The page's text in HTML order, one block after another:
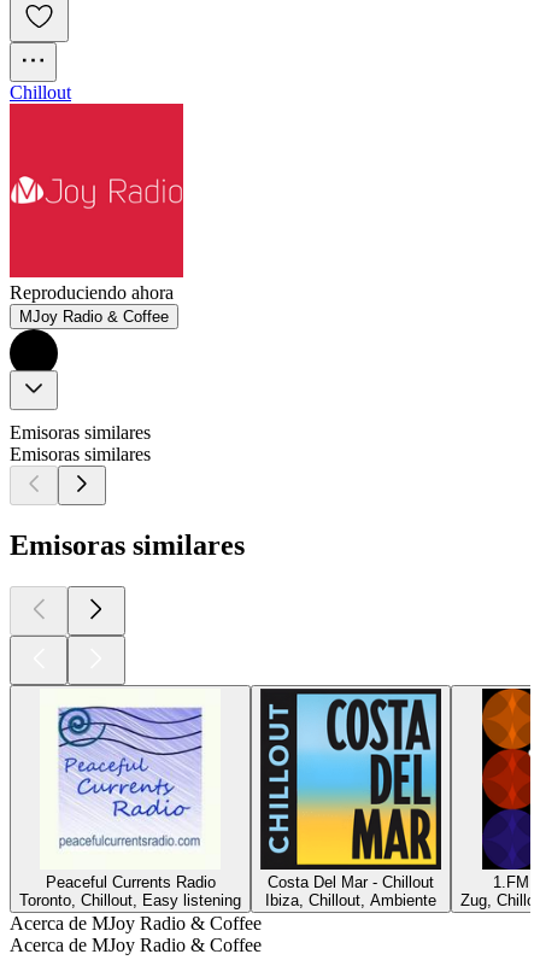
Chillout
Reproduciendo ahora
MJoy Radio & Coffee
Emisoras similares
Emisoras similares
Emisoras similares
Peaceful Currents Radio
Toronto, Chillout, Easy listening
Costa Del Mar - Chillout
Ibiza, Chillout, Ambiente
1.FM
Zug,
Acerca de MJoy Radio & Coffee
Acerca de MJoy Radio & Coffee